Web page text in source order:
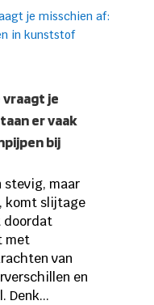
vraagt je
er vaak
bij
stevig, maar
komt slijtage
doordat
met
van
en
Denk...